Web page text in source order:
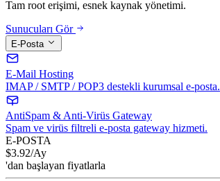
Tam root erişimi, esnek kaynak yönetimi.
Sunucuları Gör
E-Posta
E-Mail Hosting
IMAP / SMTP / POP3 destekli kurumsal e-posta.
AntiSpam & Anti-Virüs Gateway
Spam ve virüs filtreli e-posta gateway hizmeti.
E-POSTA
$3.92/Ay
'dan başlayan fiyatlarla